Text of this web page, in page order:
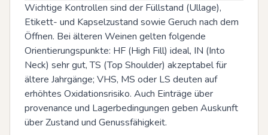
Wichtige Kontrollen sind der Füllstand (Ullage),
Etikett- und Kapselzustand sowie Geruch nach dem
Öffnen. Bei älteren Weinen gelten folgende
Orientierungspunkte: HF (High Fill) ideal, IN (Into
Neck) sehr gut, TS (Top Shoulder) akzeptabel für
ältere Jahrgänge; VHS, MS oder LS deuten auf
erhöhtes Oxidationsrisiko. Auch Einträge über
provenance und Lagerbedingungen geben Auskunft
über Zustand und Genussfähigkeit.